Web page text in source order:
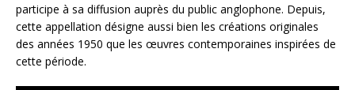
participe à sa diffusion auprès du public anglophone. Depuis,
cette appellation désigne aussi bien les créations originales
des années 1950 que les œuvres contemporaines inspirées de
cette période.